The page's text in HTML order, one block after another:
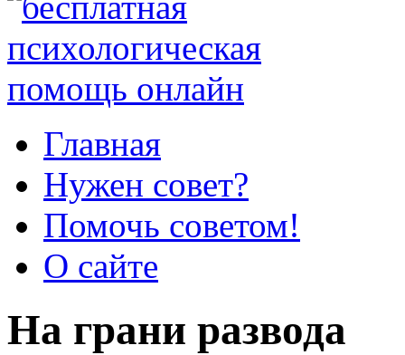
Главная
Нужен совет?
Помочь советом!
О сайте
На грани развода